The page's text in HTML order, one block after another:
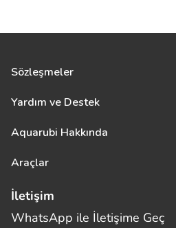
Sözleşmeler
Yardım ve Destek
Aquarubi Hakkında
Araçlar
İletişim
WhatsApp ile İletişime Geç